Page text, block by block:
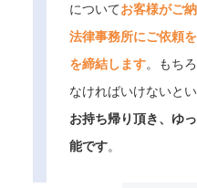
についてお客様がご
法律事務所にご依頼
を締結します。もち
なければいけないと
お持ち帰り頂き、ゆ
能です。